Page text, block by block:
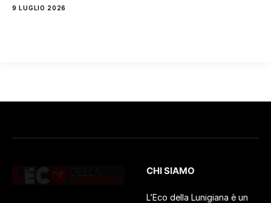
9 LUGLIO 2026
CHI SIAMO
L’Eco della Lunigiana è un